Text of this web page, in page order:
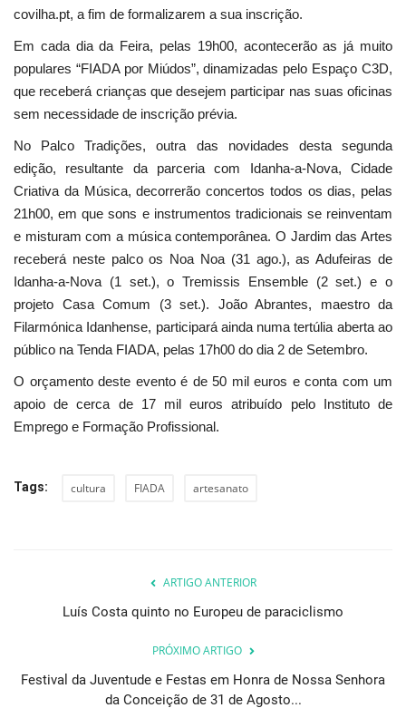
covilha.pt, a fim de formalizarem a sua inscrição.
Em cada dia da Feira, pelas 19h00, acontecerão as já muito
populares “FIADA por Miúdos”, dinamizadas pelo Espaço C3D,
que receberá crianças que desejem participar nas suas oficinas
sem necessidade de inscrição prévia.
No Palco Tradições, outra das novidades desta segunda
edição, resultante da parceria com Idanha-a-Nova, Cidade
Criativa da Música, decorrerão concertos todos os dias, pelas
21h00, em que sons e instrumentos tradicionais se reinventam
e misturam com a música contemporânea. O Jardim das Artes
receberá neste palco os Noa Noa (31 ago.), as Adufeiras de
Idanha-a-Nova (1 set.), o Tremissis Ensemble (2 set.) e o
projeto Casa Comum (3 set.). João Abrantes, maestro da
Filarmónica Idanhense, participará ainda numa tertúlia aberta ao
público na Tenda FIADA, pelas 17h00 do dia 2 de Setembro.
O orçamento deste evento é de 50 mil euros e conta com um
apoio de cerca de 17 mil euros atribuído pelo Instituto de
Emprego e Formação Profissional.
Tags: cultura FIADA artesanato
ARTIGO ANTERIOR
Luís Costa quinto no Europeu de paraciclismo
PRÓXIMO ARTIGO
Festival da Juventude e Festas em Honra de Nossa Senhora
da Conceição de 31 de Agosto...